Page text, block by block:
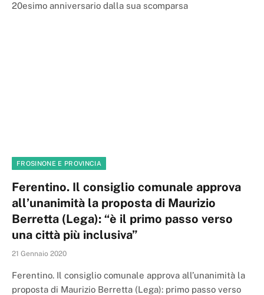
20esimo anniversario dalla sua scomparsa
FROSINONE E PROVINCIA
Ferentino. Il consiglio comunale approva
all’unanimità la proposta di Maurizio
Berretta (Lega): “è il primo passo verso
una città più inclusiva”
21 Gennaio 2020
Ferentino. Il consiglio comunale approva all’unanimità la
proposta di Maurizio Berretta (Lega): primo passo verso